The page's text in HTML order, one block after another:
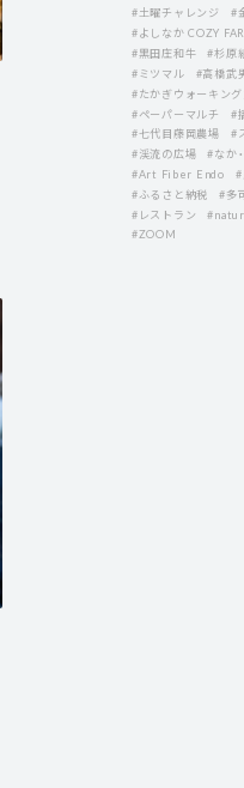
#土曜チャレンジ
#
#よしなか COZY
#黒田庄和牛
#杉原
#ミツマル
#高橋武
#たかぎウォーキング
#ペーパーマルチ
#
#七代目藤岡農場
#
#渓流の広場
#なか
#Art Fiber Endo
#
#ふるさと納税
#多
#レストラン
#ZOOM